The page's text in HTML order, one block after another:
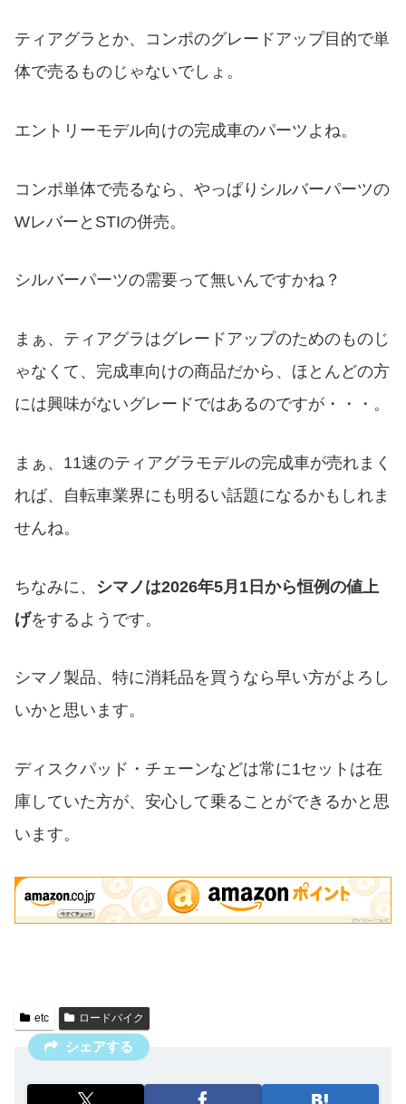
ティアグラとか、コンポのグレードアップ目的で単
体で売るものじゃないでしょ。
エントリーモデル向けの完成車のパーツよね。
コンポ単体で売るなら、やっぱりシルバーパーツの
WレバーとSTIの併売。
シルバーパーツの需要って無いんですかね？
まぁ、ティアグラはグレードアップのためのものじ
ゃなくて、完成車向けの商品だから、ほとんどの方
には興味がないグレードではあるのですが・・・。
まぁ、11速のティアグラモデルの完成車が売れまく
れば、自転車業界にも明るい話題になるかもしれま
せんね。
ちなみに、 シマノは2026年5月1日から恒例の値上
げをするようです。
シマノ製品、特に消耗品を買うなら早い方がよろし
いかと思います。
ディスクパッド・チェーンなどは常に1セットは在
庫していた方が、安心して乗ることができるかと思
います。
etc ロードバイク
シェアする